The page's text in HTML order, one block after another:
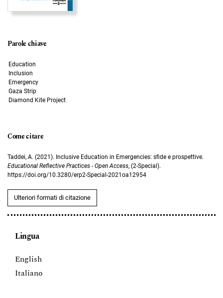
Parole chiave
Education
Inclusion
Emergency
Gaza Strip
Diamond Kite Project
Come citare
Taddei, A. (2021). Inclusive Education in Emergencies: sfide e prospettive.
Educational Reflective Practices - Open Access, (2-Special).
https://doi.org/10.3280/erp2-Special-2021oa12954
Ulteriori formati di citazione
Lingua
English
Italiano